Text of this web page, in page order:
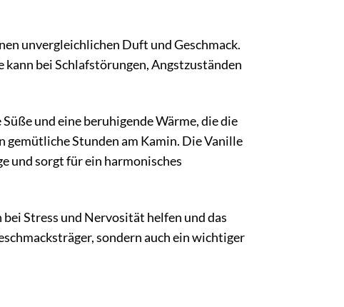
unvergleichlichen Duft und Geschmack.
bei Schlafstörungen, Angstzuständen
und eine beruhigende Wärme, die die
gemütliche Stunden am Kamin. Die Vanille
und sorgt für ein harmonisches
Stress und Nervosität helfen und das
sondern auch ein wichtiger